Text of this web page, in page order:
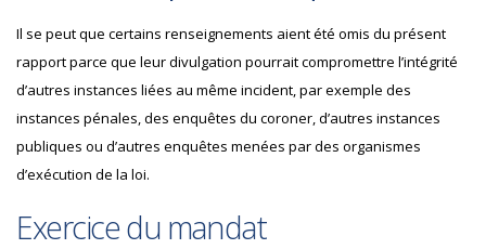
Il se peut que certains renseignements aient été omis du présent
rapport parce que leur divulgation pourrait compromettre l’intégrité
d’autres instances liées au même incident, par exemple des
instances pénales, des enquêtes du coroner, d’autres instances
publiques ou d’autres enquêtes menées par des organismes
d’exécution de la loi.
Exercice du mandat